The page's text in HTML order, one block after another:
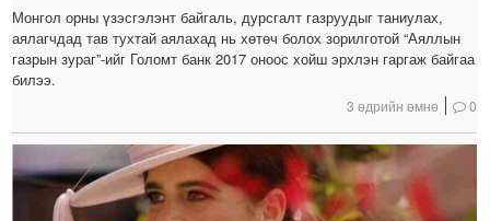
Монгол орны үзэсгэлэнт байгаль, дурсгалт газруудыг таниулах,
аялагчдад тав тухтай аялахад нь хөтөч болох зорилготой “Аяллын
газрын зураг”-ийг Голомт банк 2017 оноос хойш эрхлэн гаргаж байгаа
билээ.
3 өдрийн өмнө 0